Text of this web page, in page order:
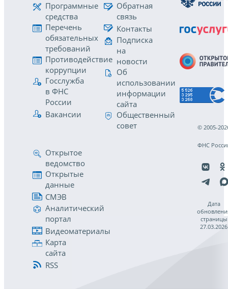
Программные
средства
Перечень
обязательных
требований
Противодействие
коррупции
Госслужба
в ФНС
России
Вакансии
Обратная
связь
Контакты
Подписка
на
новости
Об
использовании
информации
сайта
Общественный
совет
Открытое
ведомство
Открытые
данные
СМЭВ
Аналитический
портал
Видеоматериалы
Карта
сайта
RSS
© 2005-
ФНС
Дата
страницы
27.03.2026